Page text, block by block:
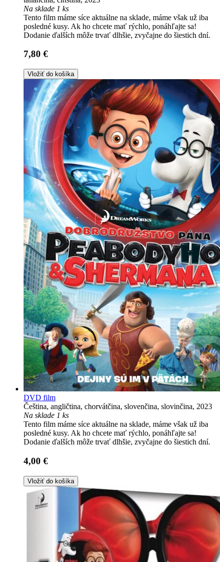
Na sklade 1 ks
Tento film máme síce aktuálne na sklade, máme však už iba
posledné kusy. Ak ho chcete mať rýchlo, ponáhľajte sa!
Dodanie ďalších môže trvať dlhšie, zvyčajne do šiestich dní.
7,80 €
Vložiť do košíka
DVD film
Čeština, angličtina, chorvátčina, slovenčina, slovinčina, 2023
Na sklade 1 ks
Tento film máme síce aktuálne na sklade, máme však už iba
posledné kusy. Ak ho chcete mať rýchlo, ponáhľajte sa!
Dodanie ďalších môže trvať dlhšie, zvyčajne do šiestich dní.
4,00 €
Vložiť do košíka